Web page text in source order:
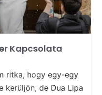
Kapcsolata
ritka, hogy egy-egy
kerüljön, de Dua Lipa